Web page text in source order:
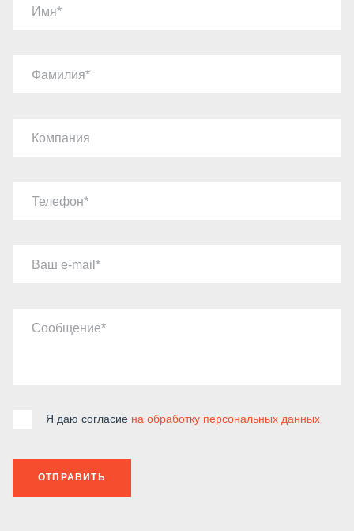
Имя
Фамилия
Компания
Телефон
Ваш e-mail
Сообщение
Я даю согласие на обработку персональных данных
ОТПРАВИТЬ